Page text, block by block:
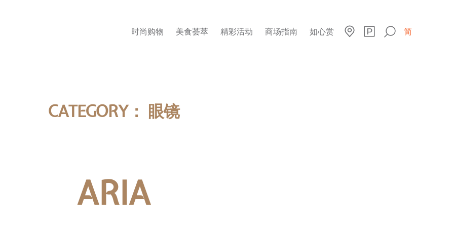
时尚购物 美食荟萃 精彩活动 商场指南 如心赏 简
CATEGORY： 眼镜
ARIA